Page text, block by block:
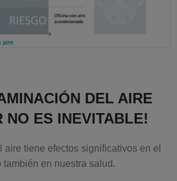
DEL AIRE
NO ES INEVITABLE!
aire tiene efectos significativos en el
en nuestra salud.